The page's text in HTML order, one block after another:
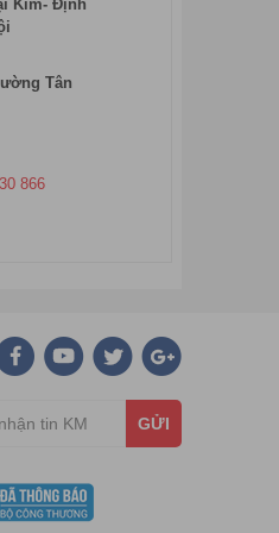
tiền MT, IR... Do
VND, USD,
Kim- Định
Tân
866
GỬI